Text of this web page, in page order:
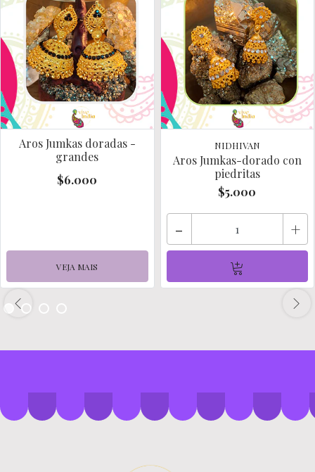
Aros Jumkas doradas -
grandes
$6.000
VEJA MAIS
NIDHIVAN
Aros Jumkas-dorado con
piedritas
$5.000
- +